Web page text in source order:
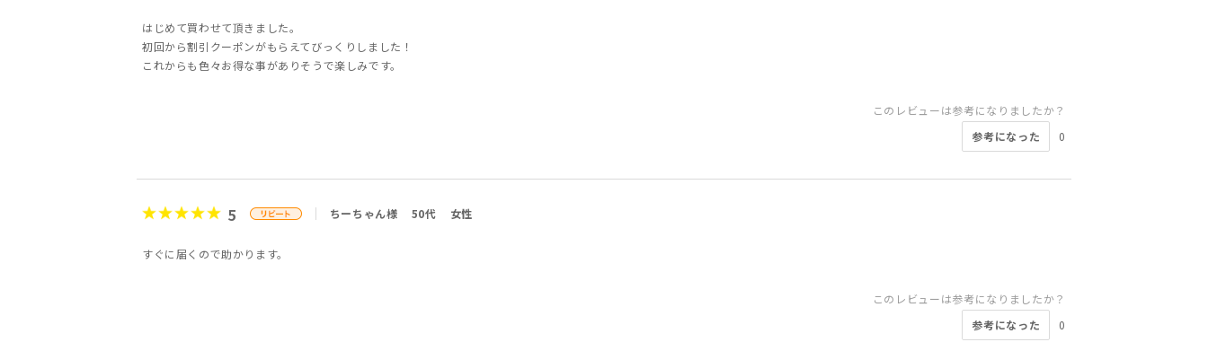
はじめて買わせて頂きました。
初回から割引クーポンがもらえてびっくりしました！
これからも色々お得な事がありそうで楽しみです。
このレビューは参考になりましたか？
参考になった
0
5 ちーちゃん様 50代 女性
すぐに届くので助かります。
このレビューは参考になりましたか？
参考になった
0